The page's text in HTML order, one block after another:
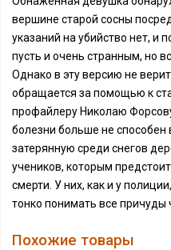
вершине старой сосны
указаний на убийство нет, и
пусть и очень странным, но
Однако в эту версию не
обращается за помощью к
профайлеру Николаю
болезни больше не способен
затерянную среди снегов
учеников, которым
смерти. У них, как и у
тонко понимать все причуды
Похожие товары